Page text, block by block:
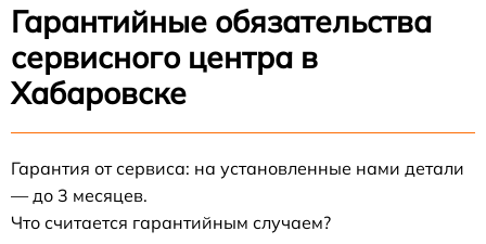
Гарантийные обязательства
сервисного центра в
Хабаровске
Гарантия от сервиса: на установленные нами детали
— до 3 месяцев.
Что считается гарантийным случаем?